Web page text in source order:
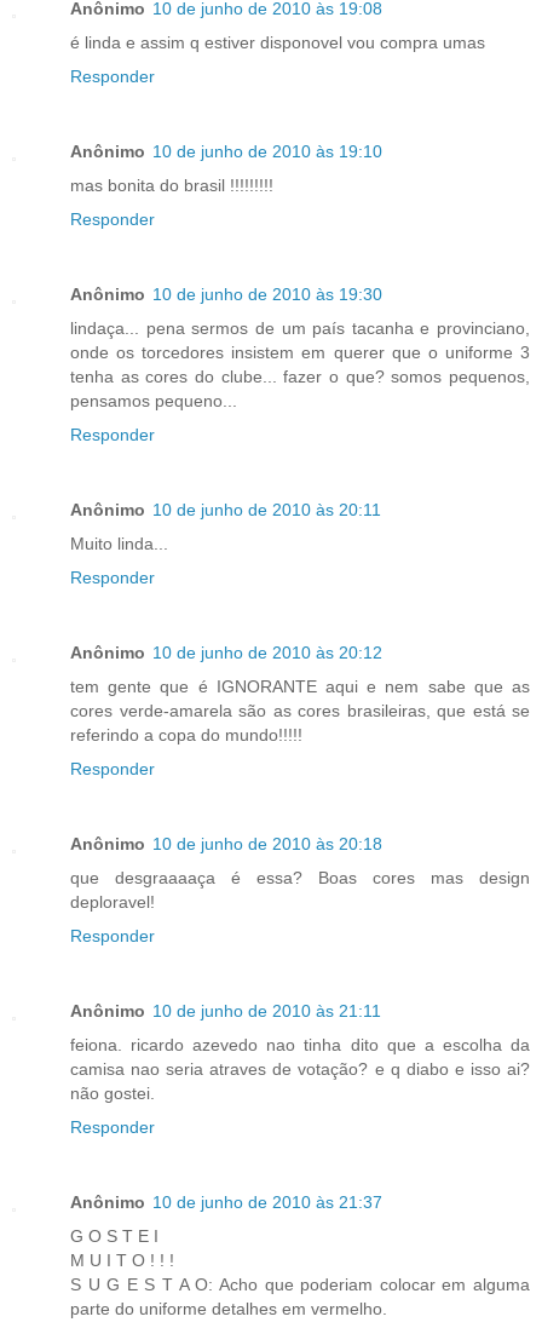
Anônimo 10 de junho de 2010 às 19:08
é linda e assim q estiver disponovel vou compra umas
Responder
Anônimo 10 de junho de 2010 às 19:10
mas bonita do brasil !!!!!!!!!
Responder
Anônimo 10 de junho de 2010 às 19:30
lindaça... pena sermos de um país tacanha e provinciano,
onde os torcedores insistem em querer que o uniforme 3
tenha as cores do clube... fazer o que? somos pequenos,
pensamos pequeno...
Responder
Anônimo 10 de junho de 2010 às 20:11
Muito linda...
Responder
Anônimo 10 de junho de 2010 às 20:12
tem gente que é IGNORANTE aqui e nem sabe que as
cores verde-amarela são as cores brasileiras, que está se
referindo a copa do mundo!!!!!
Responder
Anônimo 10 de junho de 2010 às 20:18
que desgraaaaça é essa? Boas cores mas design
deploravel!
Responder
Anônimo 10 de junho de 2010 às 21:11
feiona. ricardo azevedo nao tinha dito que a escolha da
camisa nao seria atraves de votação? e q diabo e isso ai?
não gostei.
Responder
Anônimo 10 de junho de 2010 às 21:37
G O S T E I
M U I T O ! ! !
S U G E S T A O: Acho que poderiam colocar em alguma
parte do uniforme detalhes em vermelho.